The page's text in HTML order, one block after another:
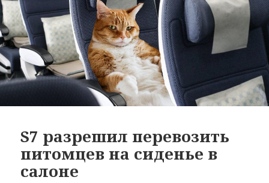
S7 разрешил перевозить
питомцев на сиденье в
салоне